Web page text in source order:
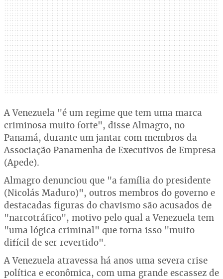
A Venezuela "é um regime que tem uma marca
criminosa muito forte", disse Almagro, no
Panamá, durante um jantar com membros da
Associação Panamenha de Executivos de Empresa
(Apede).
Almagro denunciou que "a família do presidente
(Nicolás Maduro)", outros membros do governo e
destacadas figuras do chavismo são acusados de
"narcotráfico", motivo pelo qual a Venezuela tem
"uma lógica criminal" que torna isso "muito
difícil de ser revertido".
A Venezuela atravessa há anos uma severa crise
política e econômica, com uma grande escassez de